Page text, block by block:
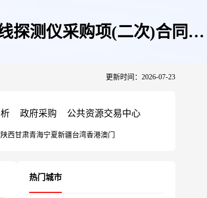
探测仪采购项(二次)合同公
更新时间：2026-07-23
政府采购 公共资源交易中心
陕西甘肃青海宁夏新疆台湾香港澳门
热门城市